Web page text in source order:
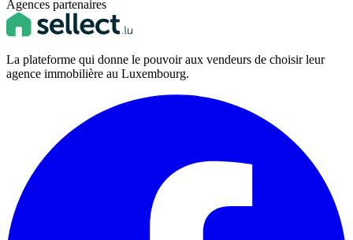
Agences partenaires
La plateforme qui donne le pouvoir aux vendeurs de choisir leur
agence immobilière au Luxembourg.